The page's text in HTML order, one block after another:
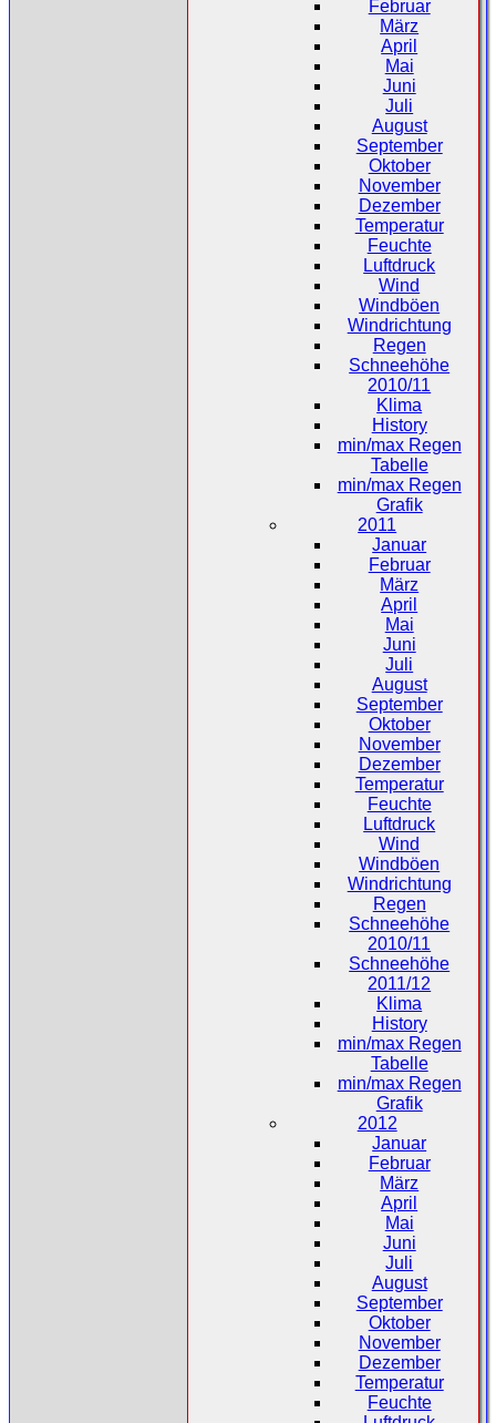
Februar
März
April
Mai
Juni
Juli
August
September
Oktober
November
Dezember
Temperatur
Feuchte
Luftdruck
Wind
Windböen
Windrichtung
Regen
Schneehöhe
2010/11
Klima
History
min/max Regen
Tabelle
min/max Regen
Grafik
2011
Januar
Februar
März
April
Mai
Juni
Juli
August
September
Oktober
November
Dezember
Temperatur
Feuchte
Luftdruck
Wind
Windböen
Windrichtung
Regen
Schneehöhe
2010/11
Schneehöhe
2011/12
Klima
History
min/max Regen
Tabelle
min/max Regen
Grafik
2012
Januar
Februar
März
April
Mai
Juni
Juli
August
September
Oktober
November
Dezember
Temperatur
Feuchte